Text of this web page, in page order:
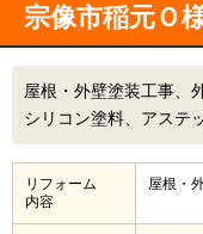
宗像市稲元Ｏ
屋根・外壁塗装工事
シリコン塗料
アステ
リフォーム
内容
屋根・